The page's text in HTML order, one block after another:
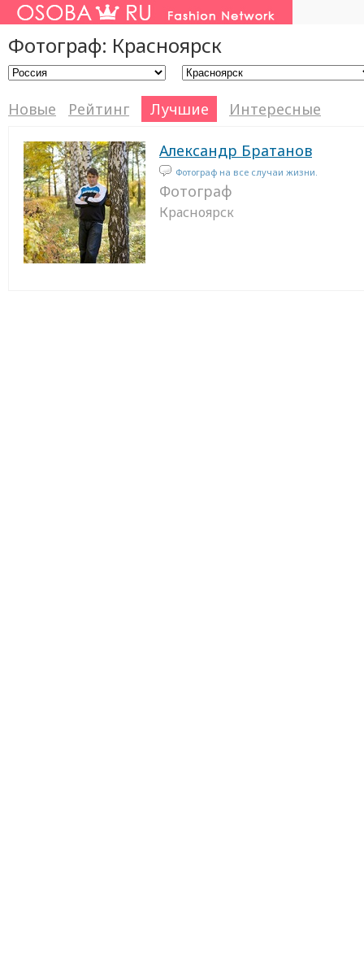
Фотограф: Красноярск
Новые Рейтинг Лучшие Интересные
Александр Братанов
Фотограф на все случаи жизни.
Фотограф
Красноярск